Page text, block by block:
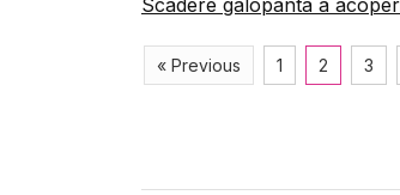
Scadere galopanta a
« Previous 1 2 3